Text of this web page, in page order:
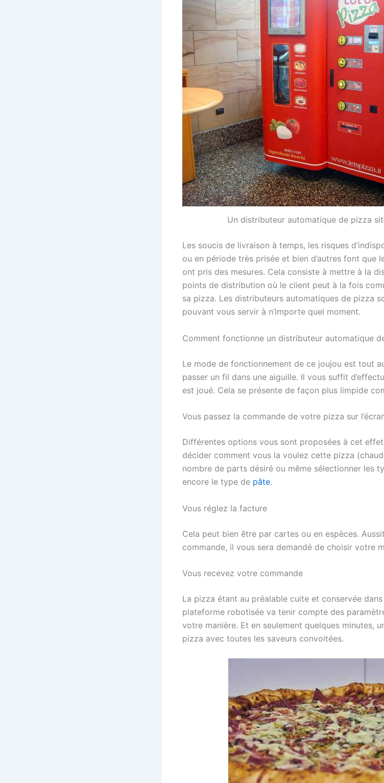
Un distributeur automatique de pizza
Les soucis de livraison à temps, les risques
ou en période très prisée et bien d’autres font que
ont pris des mesures. Cela consiste à mettre à la
points de distribution où le client peut à la fois
sa pizza. Les distributeurs automatiques de pizza
pouvant vous servir à n’importe quel moment.
Comment fonctionne un distributeur automatique
Le mode de fonctionnement de ce joujou est tout
passer un fil dans une aiguille. Il vous suffit
est joué. Cela se présente de façon plus limpide
Vous passez la commande de votre pizza sur
Différentes options vous sont proposées à cet
décider comment vous la voulez cette pizza
nombre de parts désiré ou même sélectionner les
encore le type de pâte.
Vous réglez la facture
Cela peut bien être par cartes ou en espèces.
commande, il vous sera demandé de choisir votre
Vous recevez votre commande
La pizza étant au préalable cuite et conservée
plateforme robotisée va tenir compte des
votre manière. Et en seulement quelques minutes,
pizza avec toutes les saveurs convoitées.